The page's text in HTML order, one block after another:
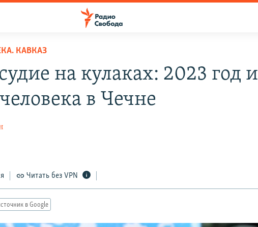
КАВКАЗ
на кулаках: 2023 год и
в Чечне
Читать без VPN
в Google